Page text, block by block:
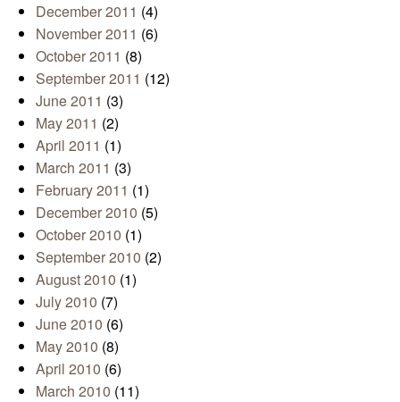
December 2011 (4)
November 2011 (6)
October 2011 (8)
September 2011 (12)
June 2011 (3)
May 2011 (2)
April 2011 (1)
March 2011 (3)
February 2011 (1)
December 2010 (5)
October 2010 (1)
September 2010 (2)
August 2010 (1)
July 2010 (7)
June 2010 (6)
May 2010 (8)
April 2010 (6)
March 2010 (11)